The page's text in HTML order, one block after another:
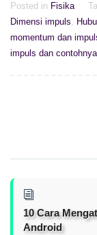
Posted in Fisika
Dimensi impuls,
momentum dan
impuls dan contohnya
10 Cara
Android